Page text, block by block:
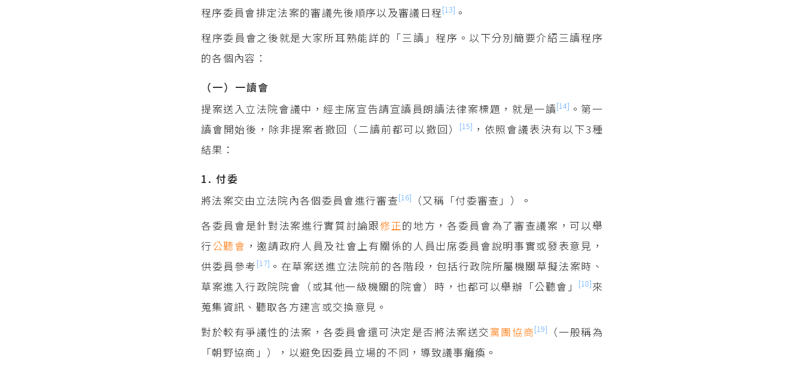
程序委員會排定法案的審議先後順序以及審議日程[13] 。
程序委員會之後就是大家所耳熟能詳的「三讀」程序。以下分別簡要介紹三讀程序
的各個內容：
（一）一讀會
提案送入立法院會議中，經主席宣告請宣讀員朗讀法律案標題，就是一讀[14] 。第一
讀會開始後，除非提案者撤回（二讀前都可以撤回）
[15] ，依照會議表決有以下3種
結果：
1. 付委
將法案交由立法院內各個委員會進行審查[16]
（又稱「付委審查」）。
各委員會是針對法案進行實質討論跟修正的地方，各委員會為了審查議案，可以舉
行公聽會 ，邀請政府人員及社會上有關係的人員出席委員會說明事實或發表意見，
供委員參考 [17] 。在草案送進立法院前的各階段，包括行政院所屬機關草擬法案時、
草案進入行政院院會（或其他一級機關的院會）時，也都可以舉辦「公聽會」
[18]來
蒐集資訊、聽取各方建言或交換意見。
對於較有爭議性的法案，各委員會還可決定是否將法案送交黨團協商[19]
（一般稱為
「朝野協商」），以避免因委員立場的不同，導致議事癱瘓。